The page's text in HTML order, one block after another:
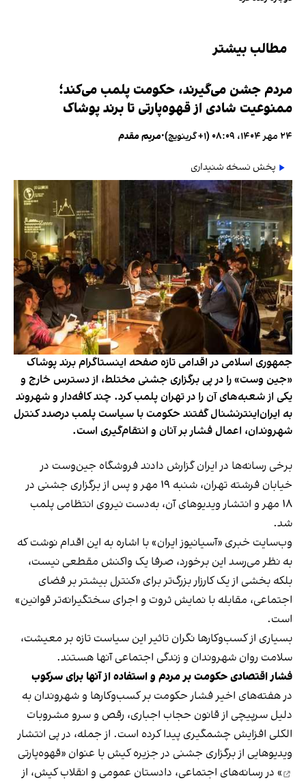
مطالب بیشتر
مردم جشن می‌گیرند، حکومت پلمب می‌کند؛
ممنوعیت شادی از قهوه‌پارتی تا برند پوشاک
۲۴ مهر ۱۴۰۴، ۰۸:۰۹ (‎+۱ گرینویچ) •مریم مقدم
پخش نسخه شنیداری
جمهوری اسلامی در اقدامی تازه صفحه اینستاگرام برند پوشاک
«جین وست» را در پی برگزاری جشنی مختلط، از دسترس خارج و
یکی از شعبه‌های آن را در تهران پلمب کرد. چند کافه‌‌دار و شهروند
به ایران‌اینترنشنال گفتند حکومت با سیاست پلمب درصدد کنترل
شهروندان، اعمال فشار بر آنان و انتقام‌گیری است.
برخی رسانه‌ها در ایران گزارش دادند فروشگاه جین‌وست در
خیابان فرشته تهران، شنبه ۱۹ مهر و پس از برگزاری جشنی در
۱۸ مهر و انتشار ویدیوهای آن، به‌دست نیروی انتظامی پلمب
شد.
وب‌سایت خبری «آسیانیوز ایران» با اشاره به این اقدام نوشت که
به نظر می‌رسد این برخورد، صرفا یک واکنش مقطعی نیست،
بلکه بخشی از یک کارزار بزرگ‌تر برای «کنترل بیشتر بر فضای
اجتماعی، مقابله با نمایش ثروت و اجرای سختگیرانه‌تر قوانین»
است.
بسیاری از کسب‌وکارها نگران تاثیر این سیاست‌ تازه بر معیشت،
سلامت روان شهروندان و زندگی اجتماعی آنها هستند.
فشار اقتصادی حکومت بر مردم و استفاده از آنها برای سرکوب
در هفته‌های اخیر فشار حکومت بر کسب‌وکارها و شهروندان به
دلیل سرپیچی از قانون حجاب اجباری، رقص و سرو مشروبات
الکلی افزایش چشمگیری پیدا کرده است. از جمله، در پی انتشار
ویدیوهایی از برگزاری جشنی در جزیره کیش با عنوان «قهوه‌پارتی
» در رسانه‌های اجتماعی، دادستان عمومی و انقلاب کیش، از